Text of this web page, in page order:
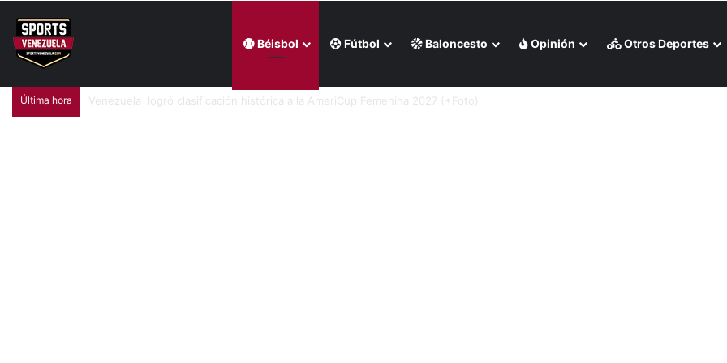
Béisbol Fútbol Baloncesto Opinión Otros Deportes
Última hora Wilyer Abreu tuvo una jornada productiva en triunfo de Medias Rojas de Boston (+Video)